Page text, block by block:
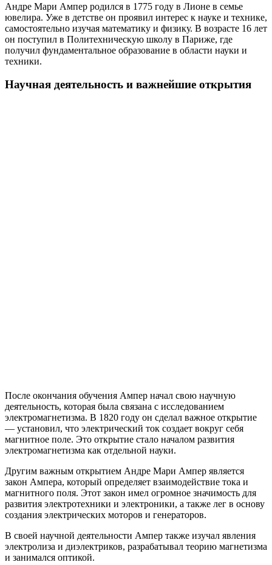
Андре Мари Ампер родился в 1775 году в Лионе в семье
ювелира. Уже в детстве он проявил интерес к науке и технике,
самостоятельно изучая математику и физику. В возрасте 16 лет
он поступил в Политехническую школу в Париже, где
получил фундаментальное образование в области науки и
техники.
Научная деятельность и важнейшие открытия
После окончания обучения Ампер начал свою научную
деятельность, которая была связана с исследованием
электромагнетизма. В 1820 году он сделал важное открытие
— установил, что электрический ток создает вокруг себя
магнитное поле. Это открытие стало началом развития
электромагнетизма как отдельной науки.
Другим важным открытием Андре Мари Ампер является
закон Ампера, который определяет взаимодействие тока и
магнитного поля. Этот закон имел огромное значимость для
развития электротехники и электроники, а также лег в основу
создания электрических моторов и генераторов.
В своей научной деятельности Ампер также изучал явления
электролиза и диэлектриков, разрабатывал теорию магнетизма
и занимался оптикой.